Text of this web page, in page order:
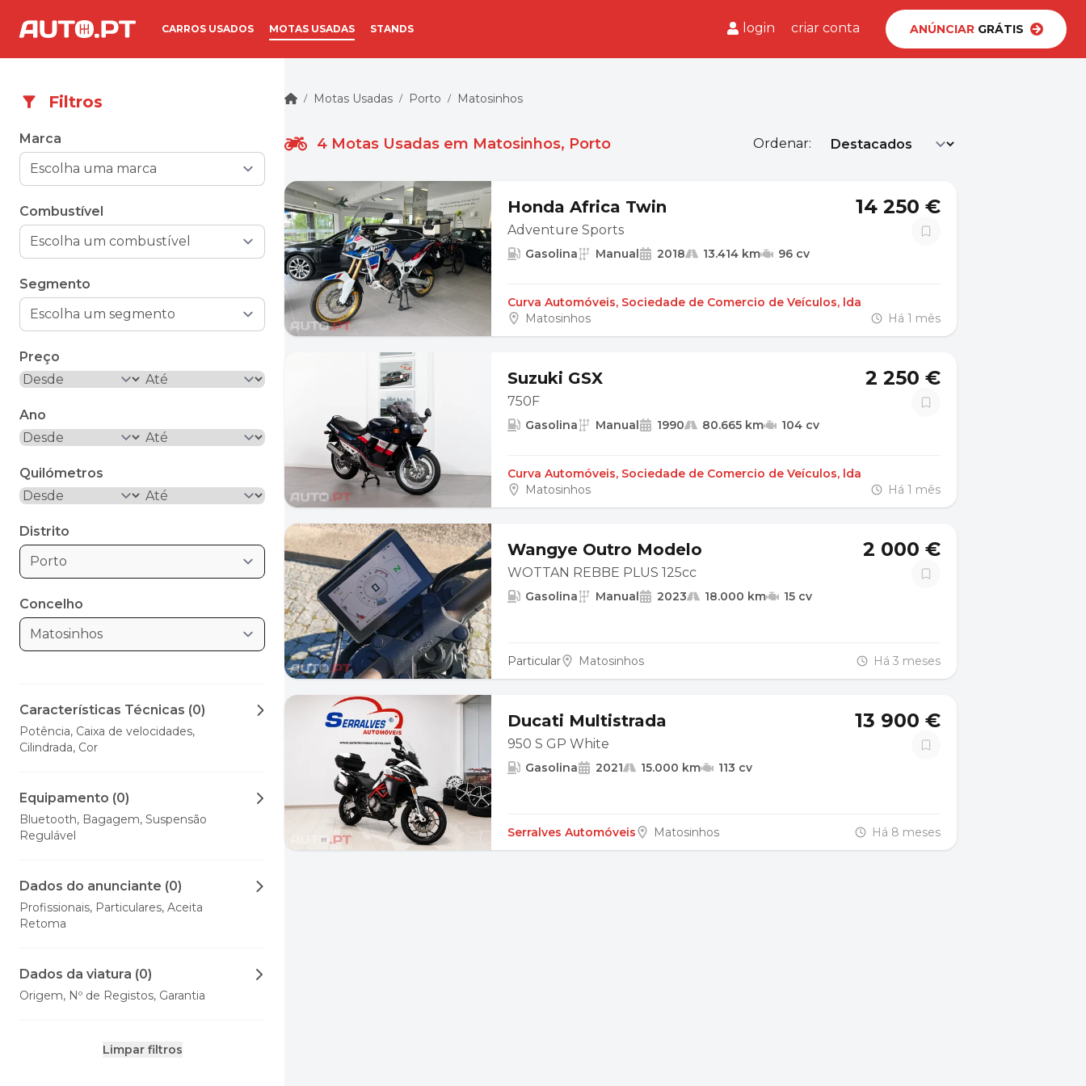
CARROS USADOS MOTAS USADAS STANDS login criar conta ANÚNCIARGRÁTIS
Filtros
Marca
Combustível
Segmento
Preço
Ano
Quilómetros
Distrito
Porto
Concelho
Matosinhos
Características Técnicas (0)
Potência, Caixa de velocidades,
Cilindrada, Cor
Equipamento (0)
Bluetooth, Bagagem, Suspensão
Regulável
Dados do anunciante (0)
Profissionais, Particulares, Aceita
Retoma
Dados da viatura (0)
Origem, Nº de Registos, Garantia
Limpar filtros
/ Motas Usadas / Porto / Matosinhos
4 Motas Usadas em Matosinhos, Porto Ordenar:
Honda Africa Twin
Adventure Sports
14 250 €
Gasolina Manual 2018 13.414 km 96 cv
Curva Automóveis, Sociedade de Comercio de Veículos, lda
Matosinhos
Há 1 mês
Suzuki GSX
750F
2 250 €
Gasolina Manual 1990 80.665 km 104 cv
Curva Automóveis, Sociedade de Comercio de Veículos, lda
Matosinhos
Há 1 mês
Wangye Outro Modelo
WOTTAN REBBE PLUS 125cc
2 000 €
Gasolina Manual 2023 18.000 km 15 cv
Particular Matosinhos Há 3 meses
Ducati Multistrada
950 S GP White
13 900 €
Gasolina 2021 15.000 km 113 cv
Serralves Automóveis Matosinhos Há 8 meses